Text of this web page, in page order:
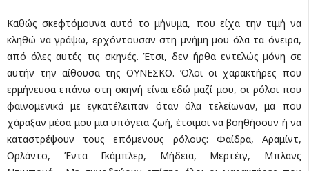
Καθώς σκεφτόμουνα αυτό το μήνυμα, που είχα την τιμή να
κληθώ να γράψω, ερχόντουσαν στη μνήμη μου όλα τα όνειρα,
από όλες αυτές τις σκηνές. Έτσι, δεν ήρθα εντελώς μόνη σε
αυτήν την αίθουσα της ΟΥΝΕΣΚΟ. Όλοι οι χαρακτήρες που
ερμήνευσα επάνω στη σκηνή είναι εδώ μαζί μου, οι ρόλοι που
φαινομενικά με εγκατέλειπαν όταν όλα τελείωναν, μα που
χάραξαν μέσα μου μια υπόγεια ζωή, έτοιμοι να βοηθήσουν ή να
καταστρέψουν τους επόμενους ρόλους: Φαίδρα, Αραμίντ,
Ορλάντο, Έντα Γκάμπλερ, Μήδεια, Μερτέιγ, Μπλανς